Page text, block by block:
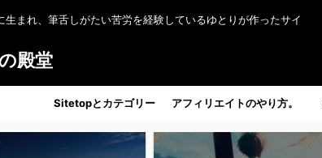
生まれ、筆舌しがたい苦労を経験しているゆとりが作ったサイ
殿堂
Sitetopとカテゴリー アフィリエイトのやり方。